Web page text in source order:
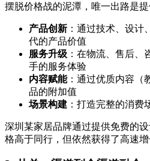
摆脱价格战的泥潭，唯一出路是提
产品创新 ：通过技术、设计
代的产品价值
服务升级 ：在物流、售后、
手的服务体验
内容赋能：通过优质内容（
品的附加值
场景构建 ：打造完整的消费
深圳某家居品牌通过提供免费的
格高于同行，但依然获得了高速增